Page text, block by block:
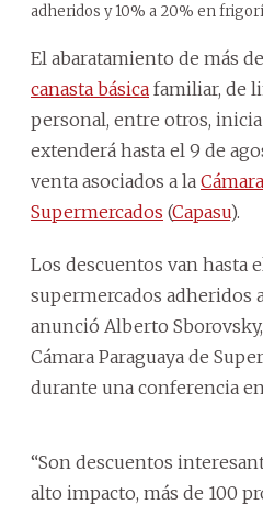
adheridos y 10% a 20% en
El abaratamiento de más
canasta básica familiar, de
personal, entre otros,
extenderá hasta el 9 de
venta asociados a la
Supermercados (Capasu).
Los descuentos van hasta
supermercados adheridos
anunció Alberto
Cámara Paraguaya de
durante una conferencia
“Son descuentos
alto impacto, más de 100